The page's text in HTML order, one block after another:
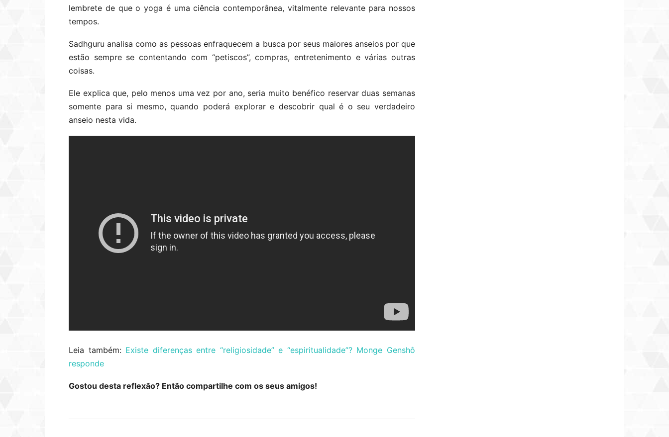
lembrete de que o yoga é uma ciência contemporânea, vitalmente relevante para nossos
tempos.
Sadhguru analisa como as pessoas enfraquecem a busca por seus maiores anseios por que
estão sempre se contentando com “petiscos”, compras, entretenimento e várias outras
coisas.
Ele explica que, pelo menos uma vez por ano, seria muito benéfico reservar duas semanas
somente para si mesmo, quando poderá explorar e descobrir qual é o seu verdadeiro
anseio nesta vida.
Leia também: Existe diferenças entre “religiosidade” e “espiritualidade”? Monge Genshô
responde
Gostou desta reflexão? Então compartilhe com os seus amigos!